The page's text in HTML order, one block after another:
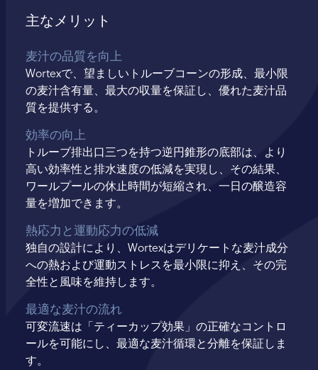
主なメリット
麦汁の品質を向上
Wortexで、望ましいトルーブコーンの形成、最小限
の麦汁含有量、最大の収量を保証し、優れた麦汁品
質を提供する。
効率の向上
トルーブ排出口三つを持つ逆円錐形の底部は、より
高い効率性と排水速度の低減を実現し、その結果、
ワールプールの休止時間が短縮され、一日の醸造容
量を増加できます。
熱応力と運動応力の低減
独自の設計により、Wortexはデリケートな麦汁成分
への熱および運動ストレスを最小限に抑え、その完
全性と風味を維持します。
最適な麦汁の流れ
可変流速は「ティーカップ効果」の正確なコントロ
ールを可能にし、最適な麦汁循環と分離を保証しま
す。